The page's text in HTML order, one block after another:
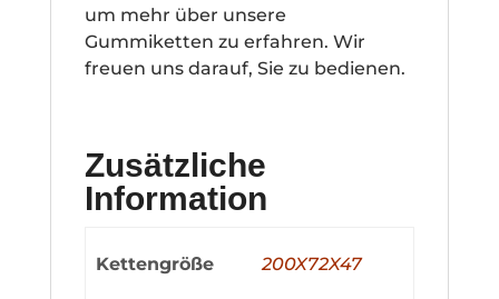
um mehr über unsere
Gummiketten zu erfahren. Wir
freuen uns darauf, Sie zu bedienen.
Zusätzliche
Information
Kettengröße 200X72X47